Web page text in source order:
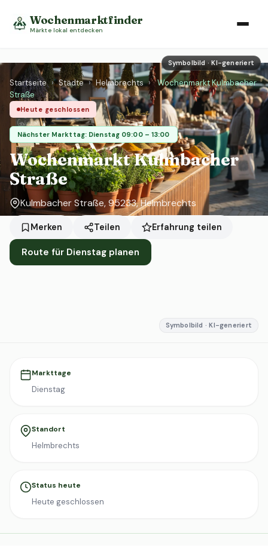
Wochenmarktfinder
Märkte lokal entdecken
Symbolbild · KI-generiert
Startseite › Städte › Helmbrechts ›
Wochenmarkt Kulmbacher
Straße
Heute geschlossen
Nächster Markttag: Dienstag 09:00 – 13:00
Wochenmarkt Kulmbacher
Straße
Kulmbacher Straße, 95233, Helmbrechts
Merken Teilen Erfahrung teilen
Route für Dienstag planen
Symbolbild · KI-generiert
Markttage
Dienstag
Standort
Helmbrechts
Status heute
Heute geschlossen